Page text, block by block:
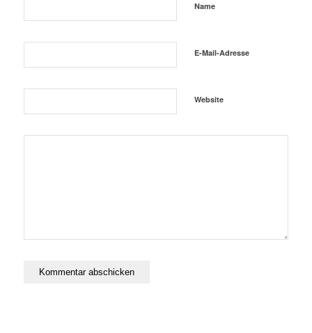
Name
E-Mail-Adresse
Website